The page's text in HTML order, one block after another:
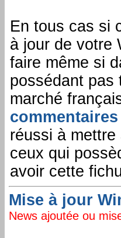
En tous cas si
à jour de votre
faire même si
possédant pas
marché
réussi à
ceux qui
avoir cette
Mise à jour
News ajoutée ou